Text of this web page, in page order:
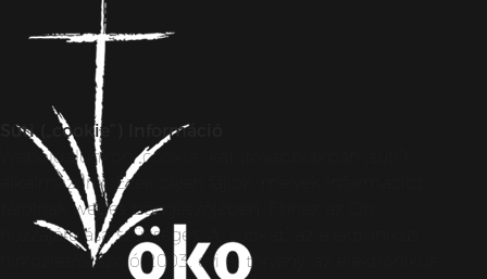
Süti („cookie”) Információ
Weboldalunkon „cookie”-kat (továbbiakban „süti”)
alkalmazunk. Ezek olyan fájlok, melyek információt
tárolnak webes böngészőjében. Ehhez az Ön
hozzájárulása szükséges. A „sütiket” az elektronikus
hírközlésről szóló 2003. évi C. törvény, az elektronikus